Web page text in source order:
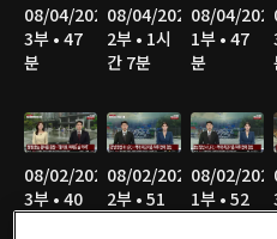
08/04/2026
3부 • 47
분
08/04/2026
2부 • 1시
간 7분
08/04/
1부 • 47
분
08/02/2026
3부 • 40
08/02/2026
2부 • 51
08/02/
1부 • 52